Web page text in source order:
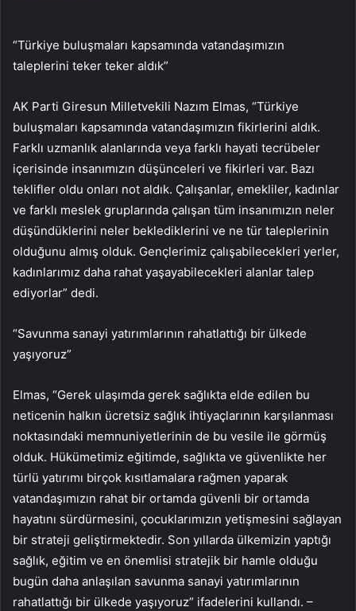
“Türkiye buluşmaları kapsamında vatandaşımızın
taleplerini teker teker aldık”
AK Parti Giresun Milletvekili Nazım Elmas, “Türkiye
buluşmaları kapsamında vatandaşımızın fikirlerini aldık.
Farklı uzmanlık alanlarında veya farklı hayati tecrübeler
içerisinde insanımızın düşünceleri ve fikirleri var. Bazı
teklifler oldu onları not aldık. Çalışanlar, emekliler, kadınlar
ve farklı meslek gruplarında çalışan tüm insanımızın neler
düşündüklerini neler beklediklerini ve ne tür taleplerinin
olduğunu almış olduk. Gençlerimiz çalışabilecekleri yerler,
kadınlarımız daha rahat yaşayabilecekleri alanlar talep
ediyorlar” dedi.
“Savunma sanayi yatırımlarının rahatlattığı bir ülkede
yaşıyoruz”
Elmas, “Gerek ulaşımda gerek sağlıkta elde edilen bu
neticenin halkın ücretsiz sağlık ihtiyaçlarının karşılanması
noktasındaki memnuniyetlerinin de bu vesile ile görmüş
olduk. Hükümetimiz eğitimde, sağlıkta ve güvenlikte her
türlü yatırımı birçok kısıtlamalara rağmen yaparak
vatandaşımızın rahat bir ortamda güvenli bir ortamda
hayatını sürdürmesini, çocuklarımızın yetişmesini sağlayan
bir strateji geliştirmektedir. Son yıllarda ülkemizin yaptığı
sağlık, eğitim ve en önemlisi stratejik bir hamle olduğu
bugün daha anlaşılan savunma sanayi yatırımlarının
rahatlattığı bir ülkede yaşıyoruz” ifadelerini kullandı. –